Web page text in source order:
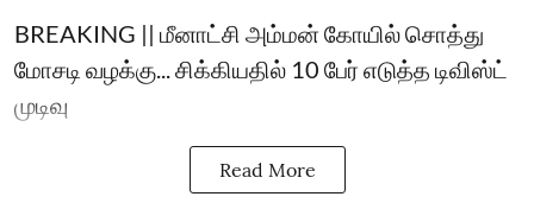
BREAKING || மீனாட்சி அம்மன் கோயில் சொத்து
மோசடி வழக்கு... சிக்கியதில் 10 பேர் எடுத்த டிவிஸ்ட்
முடிவு
Read More